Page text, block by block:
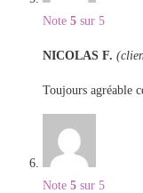
Note 5 sur 5
NICOLAS F.
Toujours agréable
Note 5 sur 5